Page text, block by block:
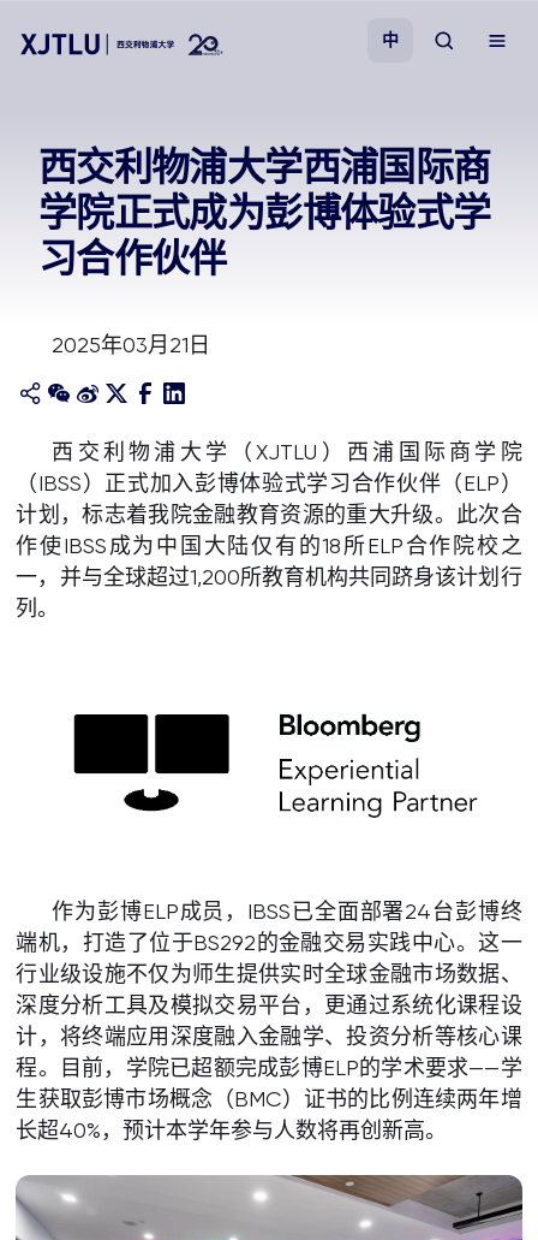
招生
科研
学院
关于我们
中
西交利物浦大学西浦国际商
学院正式成为彭博体验式学
习合作伙伴
2025年03月21日
西交利物浦大学（XJTLU）西浦国际商学院
（IBSS）正式加入彭博体验式学习合作伙伴（ELP）
计划，标志着我院金融教育资源的重大升级。此次合
作使IBSS成为中国大陆仅有的18所ELP合作院校之
一，并与全球超过1,200所教育机构共同跻身该计划行
列。
作为彭博ELP成员，IBSS已全面部署24台彭博终
端机，打造了位于BS292的金融交易实践中心。这一
行业级设施不仅为师生提供实时全球金融市场数据、
深度分析工具及模拟交易平台，更通过系统化课程设
计，将终端应用深度融入金融学、投资分析等核心课
程。目前，学院已超额完成彭博ELP的学术要求——学
生获取彭博市场概念（BMC）证书的比例连续两年增
长超40%，预计本学年参与人数将再创新高。